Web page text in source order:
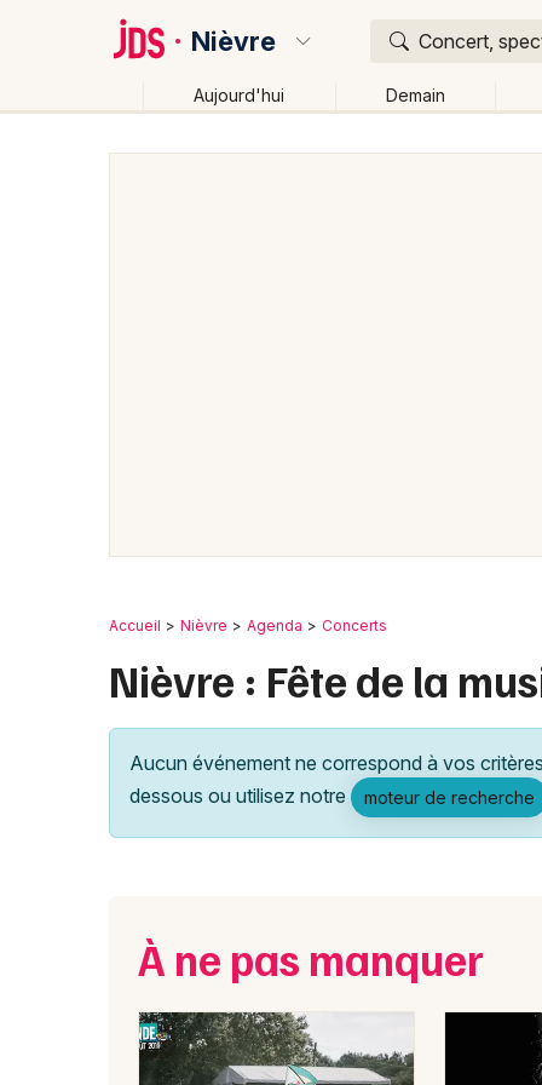
Nièvre Concert,
Aujourd'hui Demain
Accueil Nièvre Agenda Concerts
Nièvre : Fête de la
Aucun événement ne correspond à vos
dessous ou utilisez notre
moteur de recherche
À ne pas manquer